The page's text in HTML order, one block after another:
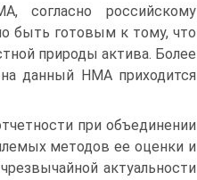
согласно российскому
быть готовым к тому, что
природы актива. Более
данный НМА приходится
при объединении
методов ее оценки и
актуальности